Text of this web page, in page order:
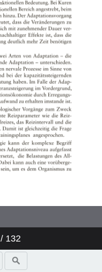
/ 132